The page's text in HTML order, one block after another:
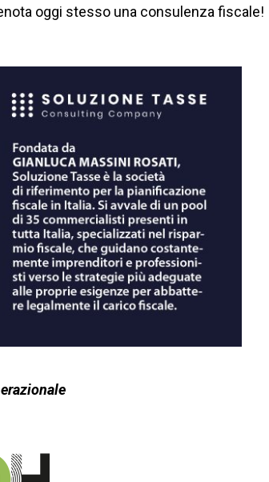
oggi stesso una consulenza fiscale!